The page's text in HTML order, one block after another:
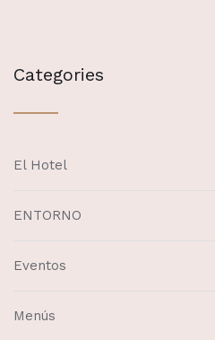
Categories
El Hotel
ENTORNO
Eventos
Menús